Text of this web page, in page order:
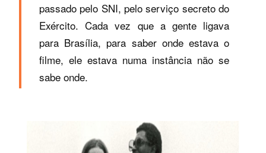
passado pelo SNI, pelo serviço secreto do
Exército. Cada vez que a gente ligava
para Brasília, para saber onde estava o
filme, ele estava numa instância não se
sabe onde.